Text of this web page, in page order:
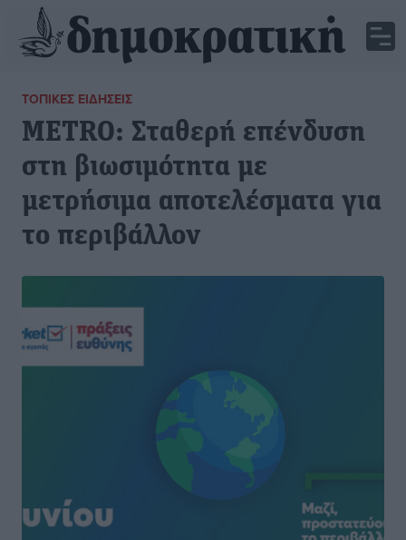
ΤΟΠΙΚΈΣ ΕΙΔΉΣΕΙΣ
METRO: Σταθερή επένδυση
στη βιωσιμότητα με
μετρήσιμα αποτελέσματα για
το περιβάλλον